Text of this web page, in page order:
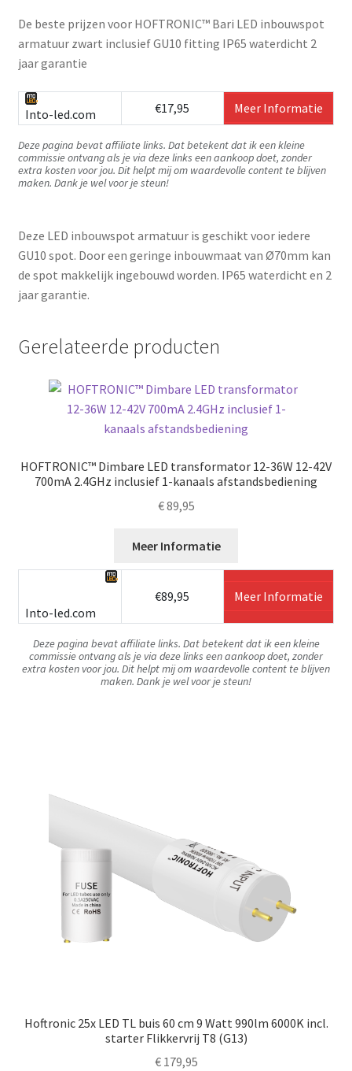
De beste prijzen voor HOFTRONIC™ Bari LED inbouwspot
armatuur zwart inclusief GU10 fitting IP65 waterdicht 2
jaar garantie
Into-led.com €17,95 Meer Informatie
Deze pagina bevat affiliate links. Dat betekent dat ik een kleine
commissie ontvang als je via deze links een aankoop doet, zonder
extra kosten voor jou. Dit helpt mij om waardevolle content te blijven
maken. Dank je wel voor je steun!
Deze LED inbouwspot armatuur is geschikt voor iedere
GU10 spot. Door een geringe inbouwmaat van Ø70mm kan
de spot makkelijk ingebouwd worden. IP65 waterdicht en 2
jaar garantie.
Gerelateerde producten
HOFTRONIC™ Dimbare LED transformator 12-36W 12-42V
700mA 2.4GHz inclusief 1-kanaals afstandsbediening
€89,95
Meer Informatie
Into-led.com
€89,95 Meer Informatie
Deze pagina bevat affiliate links. Dat betekent dat ik een kleine
commissie ontvang als je via deze links een aankoop doet, zonder
extra kosten voor jou. Dit helpt mij om waardevolle content te blijven
maken. Dank je wel voor je steun!
Hoftronic 25x LED TL buis 60 cm 9 Watt 990lm 6000K incl.
starter Flikkervrij T8 (G13)
€179,95